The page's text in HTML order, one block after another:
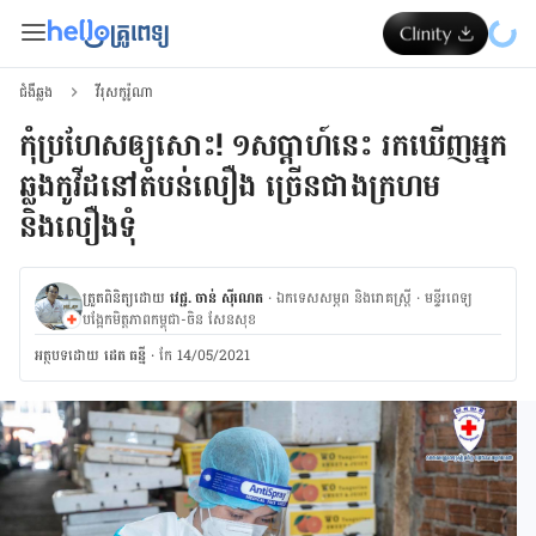
ជំងឺឆ្លង វីរុសកូរ៉ូណា
កុំប្រហែសឲ្យសោះ! ១សប្តាហ៍នេះ រកឃើញអ្នក
ឆ្លងកូវីដនៅតំបន់លឿង ច្រើនជាងក្រហម
និងលឿងទុំ
ត្រួតពិនិត្យដោយ វេជ្ជ. ចាន់ ស៊ីណេត ·ឯកទេសសម្ភព និងរោគស្ត្រី ·ម​ន្ទីរពេទ្យ
បង្អែកមិត្តភាពកម្ពុជា-ចិន សែនសុខ
អត្ថបទ​ដោយ ដេត ធន្នី ·កែ 14/05/2021